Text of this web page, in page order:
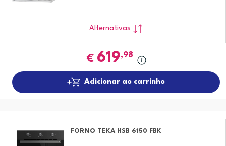
Alternativas
€ 619,98
Adicionar ao carrinho
FORNO TEKA HSB 6150 FBK